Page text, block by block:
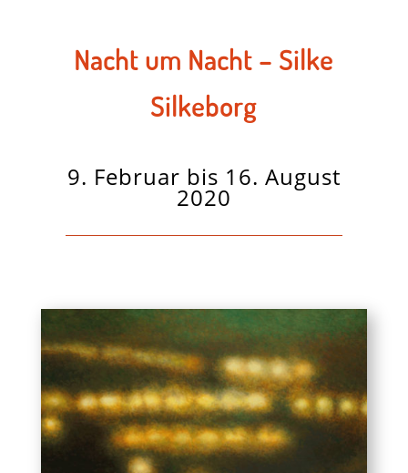
Nacht um Nacht – Silke
Silkeborg
9. Februar bis 16. August
2020